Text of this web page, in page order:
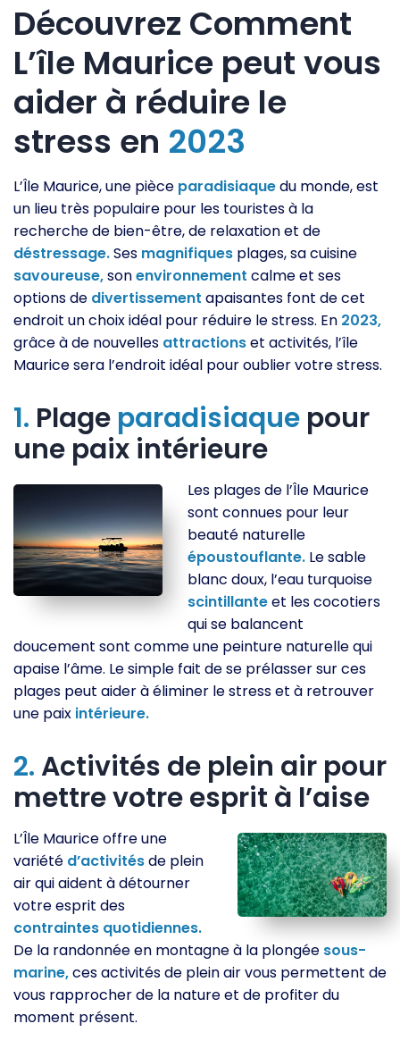
Découvrez Comment
L’île Maurice peut vous
aider à réduire le
stress en 2023
L’Île Maurice, une pièce paradisiaquedu monde, est
un lieu très populaire pour les touristes à la
recherche de bien-être, de relaxation et de
déstressage.Ses magnifiques plages, sa cuisine
savoureuse,sonenvironnement calme et ses
options de divertissement apaisantes font de cet
endroit un choix idéal pour réduire le stress. En 2023,
grâce à de nouvelles attractionset activités, l’île
Maurice sera l’endroit idéal pour oublier votre stress.
1. Plage paradisiaque pour
une paix intérieure
Les plages de l’Île Maurice
sont connues pour leur
beauté naturelle
époustouflante. Le sable
blanc doux, l’eau turquoise
scintillanteet les cocotiers
qui se balancent
doucement sont comme une peinture naturelle qui
apaise l’âme. Le simple fait de se prélasser sur ces
plages peut aider à éliminer le stress et à retrouver
une paix intérieure.
2. Activités de plein air pour
mettre votre esprit à l’aise
L’Île Maurice offre une
variété d’activitésde plein
air qui aident à détourner
votre esprit des
contraintes quotidiennes.
De la randonnée en montagne à la plongée sous-
marine,ces activités de plein air vous permettent de
vous rapprocher de la nature et de profiter du
moment présent.